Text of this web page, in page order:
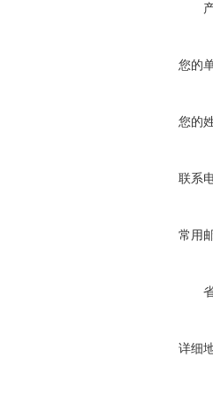
您的
您的
联系
常用
详细